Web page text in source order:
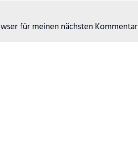
für meinen nächsten Kommentar